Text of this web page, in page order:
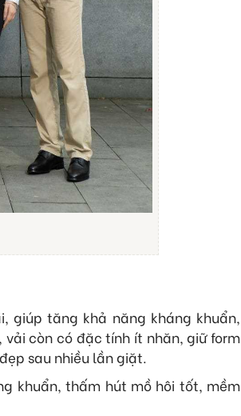
giúp tăng khả năng kháng khuẩn,
còn có đặc tính ít nhăn, giữ form
sau nhiều lần giặt.
khuẩn, thấm hút mồ hôi tốt, mềm